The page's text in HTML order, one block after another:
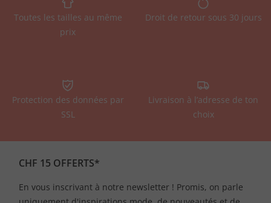
Toutes les tailles au même
prix
Droit de retour sous 30 jours
Protection des données par
SSL
Livraison à l’adresse de ton
choix
CHF 15 OFFERTS*
En vous inscrivant à notre newsletter ! Promis, on parle